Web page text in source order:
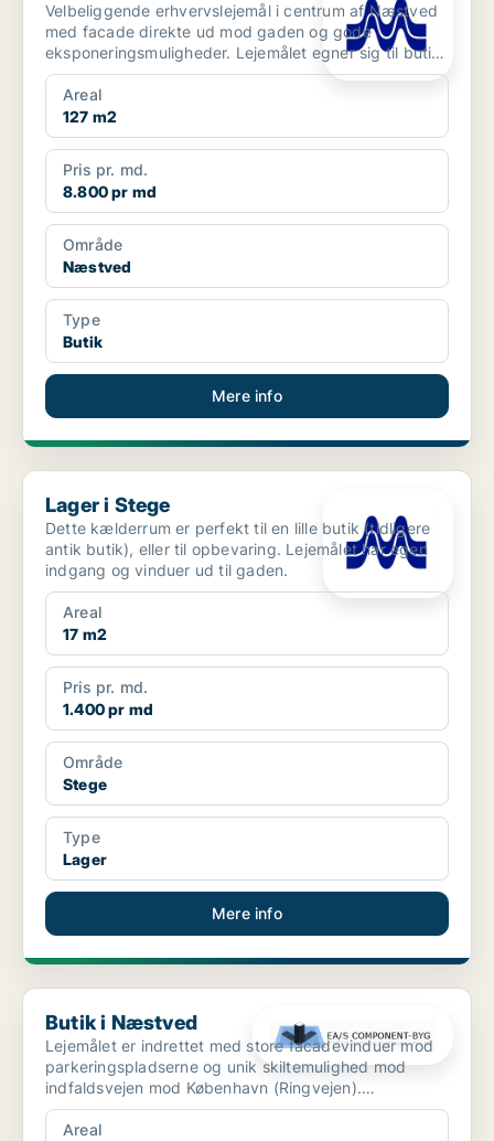
Velbeliggende erhvervslejemål i centrum af Næstved
med facade direkte ud mod gaden og gode
eksponeringsmuligheder. Lejemålet egner sig til butik,
showroom, k...
Areal
127 m2
Pris pr. md.
8.800 pr md
Område
Næstved
Type
Butik
Mere info
Lager i Stege
Lager i Stege
Dette kælderrum er perfekt til en lille butik (tidligere
antik butik), eller til opbevaring. Lejemålet har egen
indgang og vinduer ud til gaden.
Areal
17 m2
Pris pr. md.
1.400 pr md
Område
Stege
Type
Lager
Mere info
Butik i Næstved
Butik i Næstved
Lejemålet er indrettet med store facadevinduer mod
parkeringspladserne og unik skiltemulighed mod
indfaldsvejen mod København (Ringvejen).
Indretningen e...
Areal